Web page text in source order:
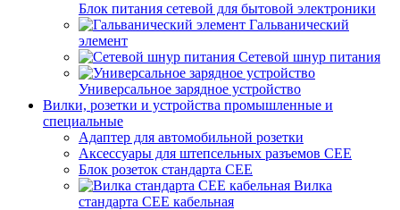
Блок питания сетевой для бытовой электроники
Гальванический
элемент
Сетевой шнур питания
Универсальное зарядное устройство
Вилки, розетки и устройства промышленные и
специальные
Адаптер для автомобильной розетки
Аксессуары для штепсельных разъемов CEE
Блок розеток стандарта CEE
Вилка
стандарта CEE кабельная